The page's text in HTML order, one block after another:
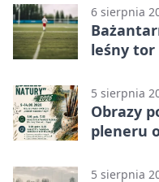
6 sierpnia
leśny tor
5 sierpnia
Obrazy
pleneru
5 sierpnia